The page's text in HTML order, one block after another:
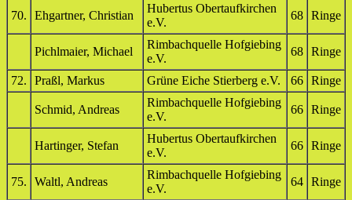
70. Ehgartner, Christian
Hubertus Obertaufkirchen
e.V.
68 Ringe
Pichlmaier, Michael
Rimbachquelle Hofgiebing
e.V.
68 Ringe
72. Praßl, Markus Grüne Eiche Stierberg e.V. 66 Ringe
Schmid, Andreas
Rimbachquelle Hofgiebing
e.V.
66 Ringe
Hartinger, Stefan
Hubertus Obertaufkirchen
e.V.
66 Ringe
75. Waltl, Andreas
Rimbachquelle Hofgiebing
e.V.
64 Ringe